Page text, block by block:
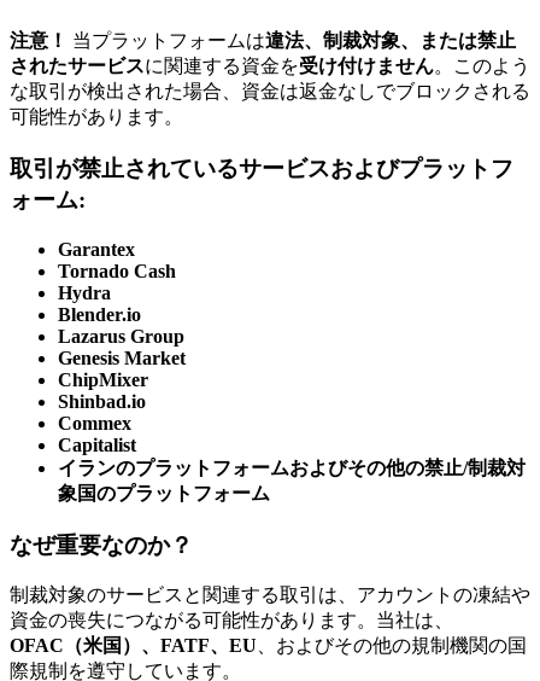
注意！ 当プラットフォームは違法、制裁対象、または禁止
されたサービスに関連する資金を受け付けません。このよう
な取引が検出された場合、資金は返金なしでブロックされる
可能性があります。
取引が禁止されているサービスおよびプラットフ
ォーム:
Garantex
Tornado Cash
Hydra
Blender.io
Lazarus Group
Genesis Market
ChipMixer
Shinbad.io
Commex
Capitalist
イランのプラットフォームおよびその他の禁止/制裁対
象国のプラットフォーム
なぜ重要なのか？
制裁対象のサービスと関連する取引は、アカウントの凍結や
資金の喪失につながる可能性があります。当社は、
OFAC（米国）、FATF、EU 、およびその他の規制機関の国
際規制を遵守しています。